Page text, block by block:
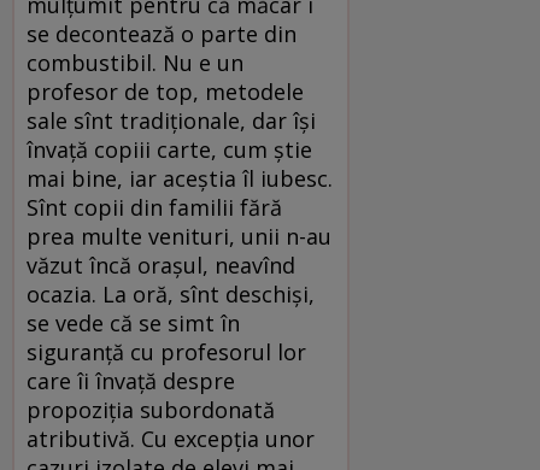
se decontează o parte din
combustibil. Nu e un
profesor de top, metodele
sale sînt tradiţionale, dar îşi
învaţă copiii carte, cum ştie
mai bine, iar aceştia îl iubesc.
Sînt copii din familii fără
prea multe venituri, unii n-au
văzut încă oraşul, neavînd
ocazia. La oră, sînt deschişi,
se vede că se simt în
siguranţă cu profesorul lor
care îi învaţă despre
propoziţia subordonată
atributivă. Cu excepţia unor